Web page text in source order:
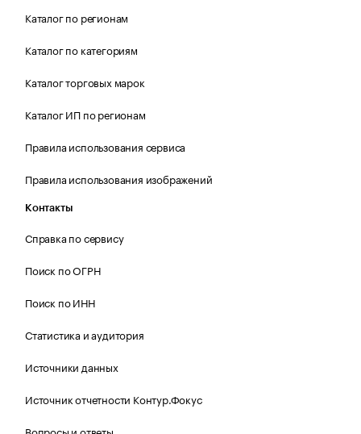
Каталог по регионам
Каталог по категориям
Каталог торговых марок
Каталог ИП по регионам
Правила использования сервиса
Правила использования изображений
Контакты
Справка по сервису
Поиск по ОГРН
Поиск по ИНН
Статистика и аудитория
Источники данных
Источник отчетности Контур.Фокус